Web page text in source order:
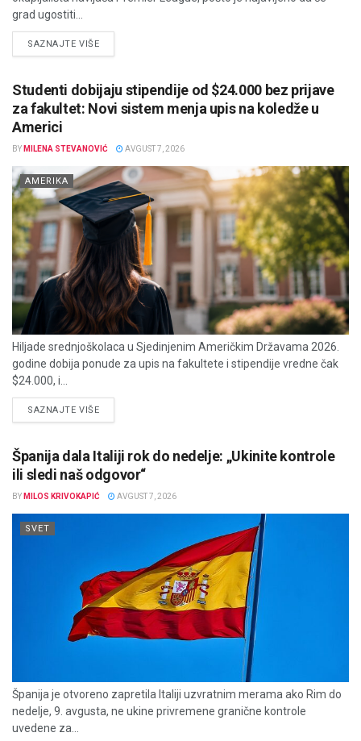
grad ugostiti...
SAZNAJTE VIŠEDETAILS
Studenti dobijaju stipendije od $24.000 bez prijave
za fakultet: Novi sistem menja upis na koledže u
Americi
BY MILENA STEVANOVIĆ AVGUST 7, 2026
AMERIKA
Hiljade srednjoškolaca u Sjedinjenim Američkim Državama 2026.
godine dobija ponude za upis na fakultete i stipendije vredne čak
$24.000, i...
SAZNAJTE VIŠEDETAILS
Španija dala Italiji rok do nedelje: „Ukinite kontrole
ili sledi naš odgovor“
BY MILOS KRIVOKAPIĆ AVGUST 7, 2026
SVET
Španija je otvoreno zapretila Italiji uzvratnim merama ako Rim do
nedelje, 9. avgusta, ne ukine privremene granične kontrole
uvedene za...